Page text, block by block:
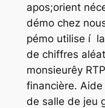
apos;orient
démo chez
pémo utilise í
de chiffres
monsieurêy
financière.
de salle de jeu